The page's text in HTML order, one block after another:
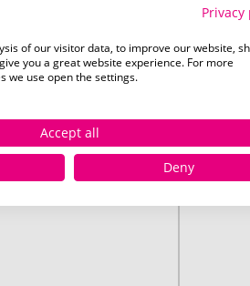
19.
Privacy
of our visitor data, to improve our website,
you a great website experience. For more
we use open the settings.
Accept all
Deny